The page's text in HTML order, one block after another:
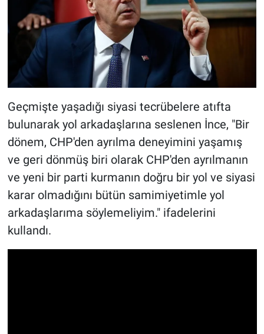
Geçmişte yaşadığı siyasi tecrübelere atıfta
bulunarak yol arkadaşlarına seslenen İnce, "Bir
dönem, CHP'den ayrılma deneyimini yaşamış
ve geri dönmüş biri olarak CHP'den ayrılmanın
ve yeni bir parti kurmanın doğru bir yol ve siyasi
karar olmadığını bütün samimiyetimle yol
arkadaşlarıma söylemeliyim." ifadelerini
kullandı.